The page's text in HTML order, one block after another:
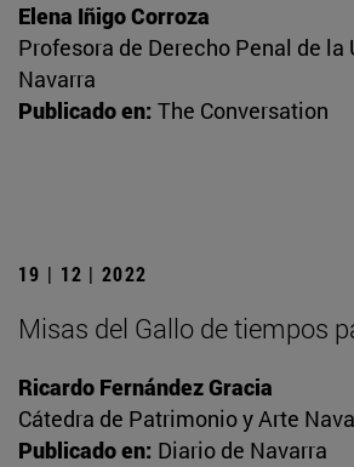
Elena Iñigo Corroza
Profesora de Derecho Penal de la
Navarra
Publicado en: The Conversation
19 | 12 | 2022
Misas del Gallo de tiempos
Ricardo Fernández Gracia
Cátedra de Patrimonio y Arte
Publicado en: Diario de Navarra